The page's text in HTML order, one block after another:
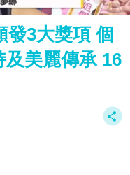
發3大獎項 個
及美麗傳承 16